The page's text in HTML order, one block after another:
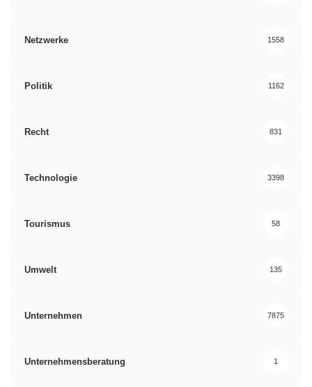
Netzwerke 1558
Politik 1162
Recht 831
Technologie 3398
Tourismus 58
Umwelt 135
Unternehmen 7875
Unternehmensberatung 1